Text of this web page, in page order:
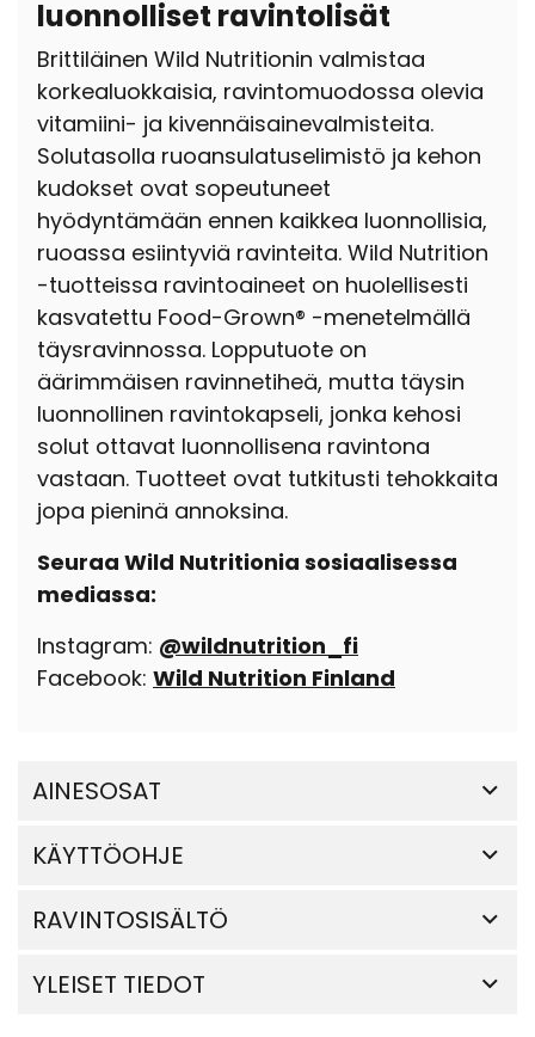
luonnolliset ravintolisät
Brittiläinen Wild Nutritionin valmistaa
korkealuokkaisia, ravintomuodossa olevia
vitamiini- ja kivennäisainevalmisteita.
Solutasolla ruoansulatuselimistö ja kehon
kudokset ovat sopeutuneet
hyödyntämään ennen kaikkea luonnollisia,
ruoassa esiintyviä ravinteita. Wild Nutrition
-tuotteissa ravintoaineet on huolellisesti
kasvatettu Food-Grown® -menetelmällä
täysravinnossa. Lopputuote on
äärimmäisen ravinnetiheä, mutta täysin
luonnollinen ravintokapseli, jonka kehosi
solut ottavat luonnollisena ravintona
vastaan. Tuotteet ovat tutkitusti tehokkaita
jopa pieninä annoksina.
Seuraa Wild Nutritionia sosiaalisessa
mediassa:
Instagram: @wildnutrition_fi
Facebook: Wild Nutrition Finland
AINESOSAT
KÄYTTÖOHJE
RAVINTOSISÄLTÖ
YLEISET TIEDOT